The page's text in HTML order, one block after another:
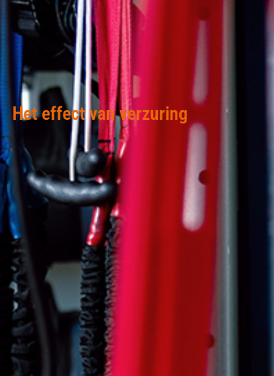
Het effect van verzuring